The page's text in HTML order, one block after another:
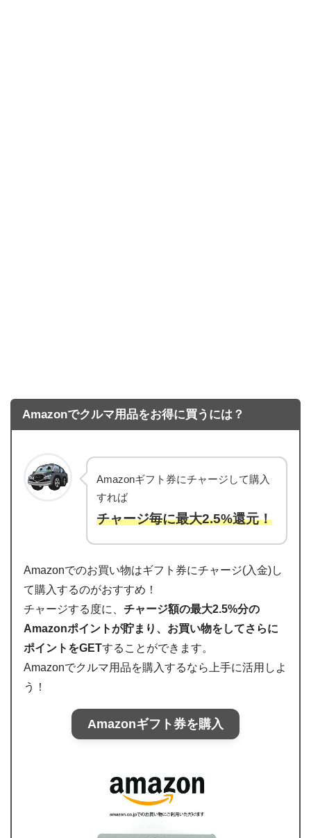
Amazonでクルマ用品をお得に買うには？
Amazonギフト券にチャージして購入
すれば
チャージ毎に最大2.5%還元！
Amazonでのお買い物はギフト券にチャージ(入金)し
て購入するのがおすすめ！
チャージする度に、チャージ額の最大2.5%分の
Amazonポイントが貯まり、お買い物をしてさらに
ポイントをGETすることができます。
Amazonでクルマ用品を購入するなら上手に活用しよ
う！
Amazonギフト券を購入